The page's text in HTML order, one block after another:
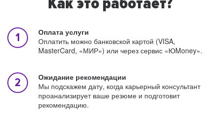
Оплата услуги
Оплатить можно банковской картой (VISA,
MasterCard, «МИР») или через сервис «ЮMoney».
Ожидание рекомендации
Мы подскажем дату, когда карьерный консультант
проанализирует ваше резюме и подготовит
рекомендацию.